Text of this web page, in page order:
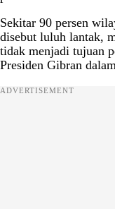
Sekitar 90 persen
disebut luluh lantak,
tidak menjadi tujuan
Presiden Gibran
ADVERTISEMENT